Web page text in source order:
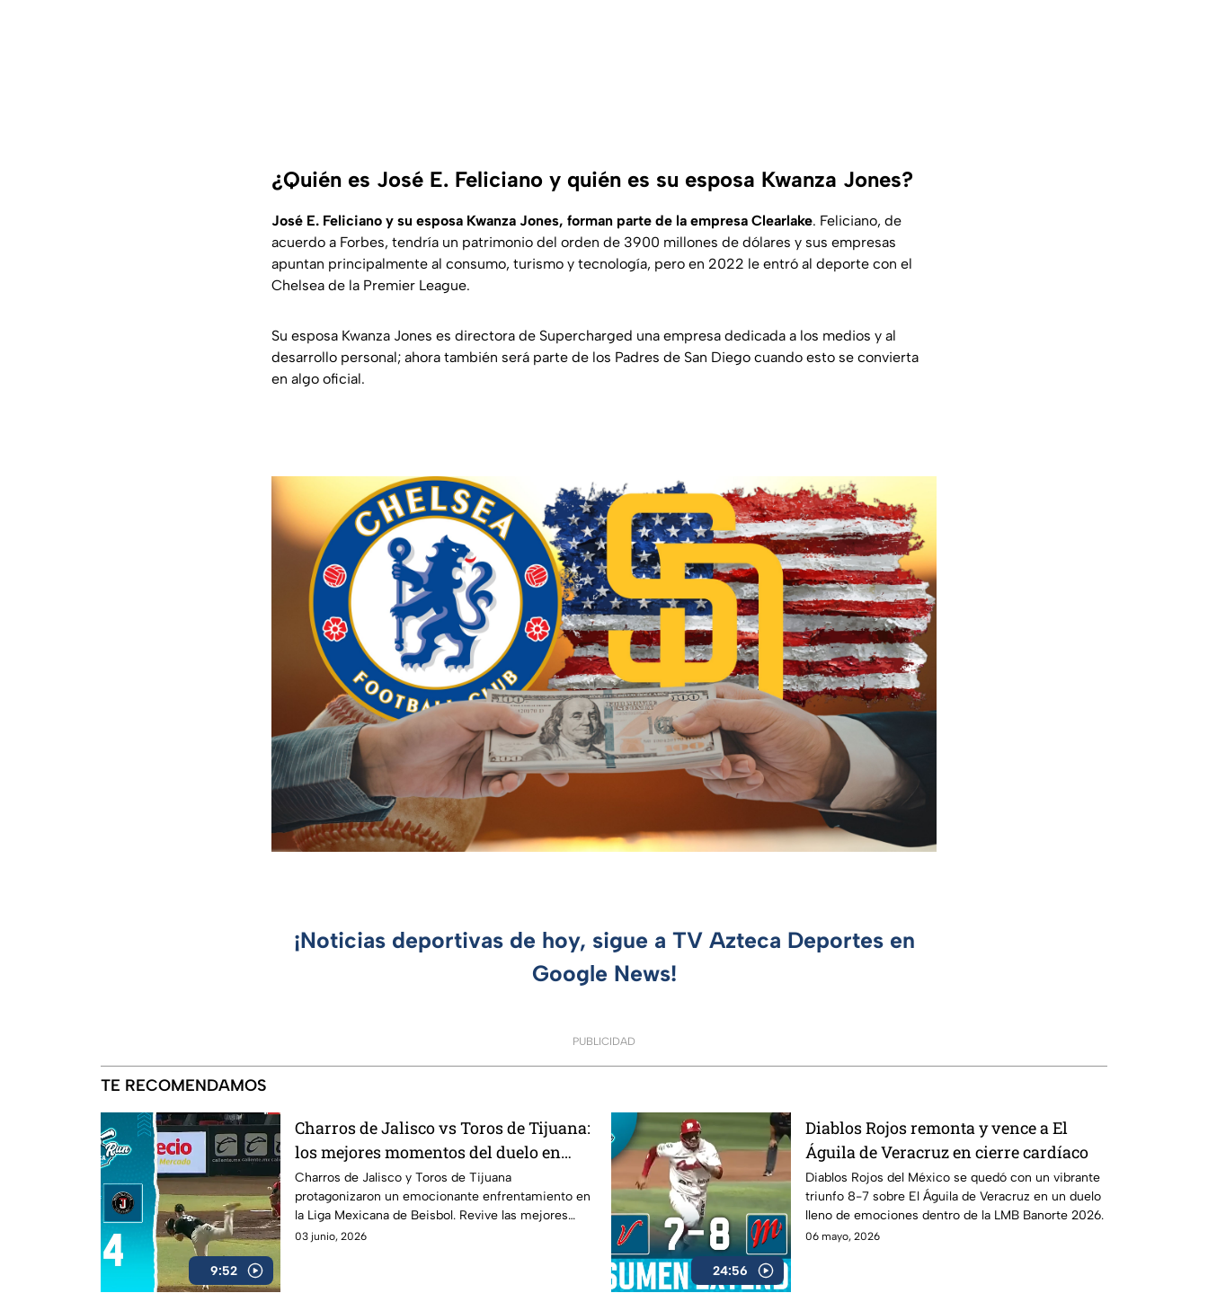
¿Quién es José E. Feliciano y quién es su esposa Kwanza Jones?
José E. Feliciano y su esposa Kwanza Jones, forman parte de la empresa Clearlake. Feliciano, de
acuerdo a Forbes, tendría un patrimonio del orden de 3900 millones de dólares y sus empresas
apuntan principalmente al consumo, turismo y tecnología, pero en 2022 le entró al deporte con el
Chelsea de la Premier League.
Su esposa Kwanza Jones es directora de Supercharged una empresa dedicada a los medios y al
desarrollo personal; ahora también será parte de los Padres de San Diego cuando esto se convierta
en algo oficial.
¡Noticias deportivas de hoy, sigue a TV Azteca Deportes en
Google News!
PUBLICIDAD
TE RECOMENDAMOS
9:52
Charros de Jalisco vs Toros de Tijuana:
los mejores momentos del duelo en
Home Run Azteca
Charros de Jalisco y Toros de Tijuana
protagonizaron un emocionante enfrentamiento en
la Liga Mexicana de Beisbol. Revive las mejores
jugadas, las carreras más importantes y los
03 junio, 2026
24:56
Diablos Rojos remonta y vence a El
Águila de Veracruz en cierre cardíaco
Diablos Rojos del México se quedó con un vibrante
triunfo 8-7 sobre El Águila de Veracruz en un duelo
lleno de emociones dentro de la LMB Banorte 2026.
06 mayo, 2026